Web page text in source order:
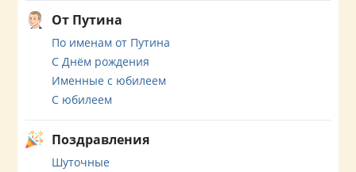
От Путина
По именам от Путина
С Днём рождения
Именные с юбилеем
С юбилеем
Поздравления
Шуточные